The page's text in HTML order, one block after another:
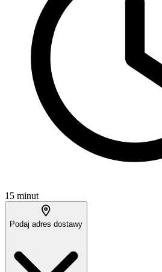
15 minut
Podaj adres dostawy